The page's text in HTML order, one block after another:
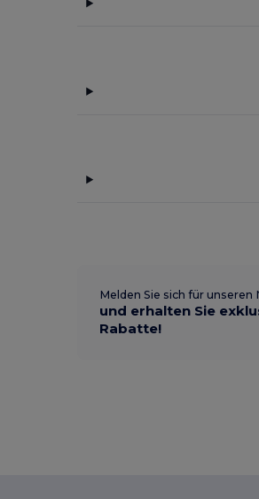
Melden Sie sich für
und erhalten Sie
Rabatte!